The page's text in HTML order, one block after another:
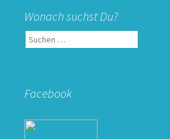
Wonach suchst Du?
Suchen
nach:
Facebook